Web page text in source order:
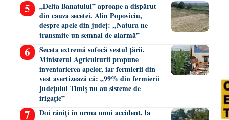
„Delta Banatului” aproape a dispărut
din cauza secetei. Alin Popoviciu,
despre apele din județ: ,,Natura ne
transmite un semnal de alarmă”
Seceta extremă sufocă vestul țării.
Ministerul Agriculturii propune
inventarierea apelor, iar fermierii din
vest avertizează că: „99% din fermierii
județului Timiș nu au sisteme de
irigație”
Doi răniți în urma unui accident, la